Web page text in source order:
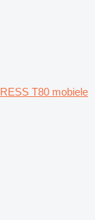
T80 mobiele